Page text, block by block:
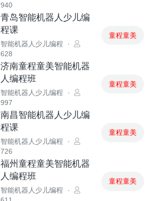
940
青岛智能机器人少儿编
程课
智能机器人少儿编程
·
628
童程童美
济南童程童美智能机器
人编程班
智能机器人少儿编程
·
997
童程童美
南昌智能机器人少儿编
程课
智能机器人少儿编程
·
726
童程童美
福州童程童美智能机器
人编程班
智能机器人少儿编程
·
童程童美